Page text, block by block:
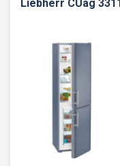
Liebherr CUag 3311